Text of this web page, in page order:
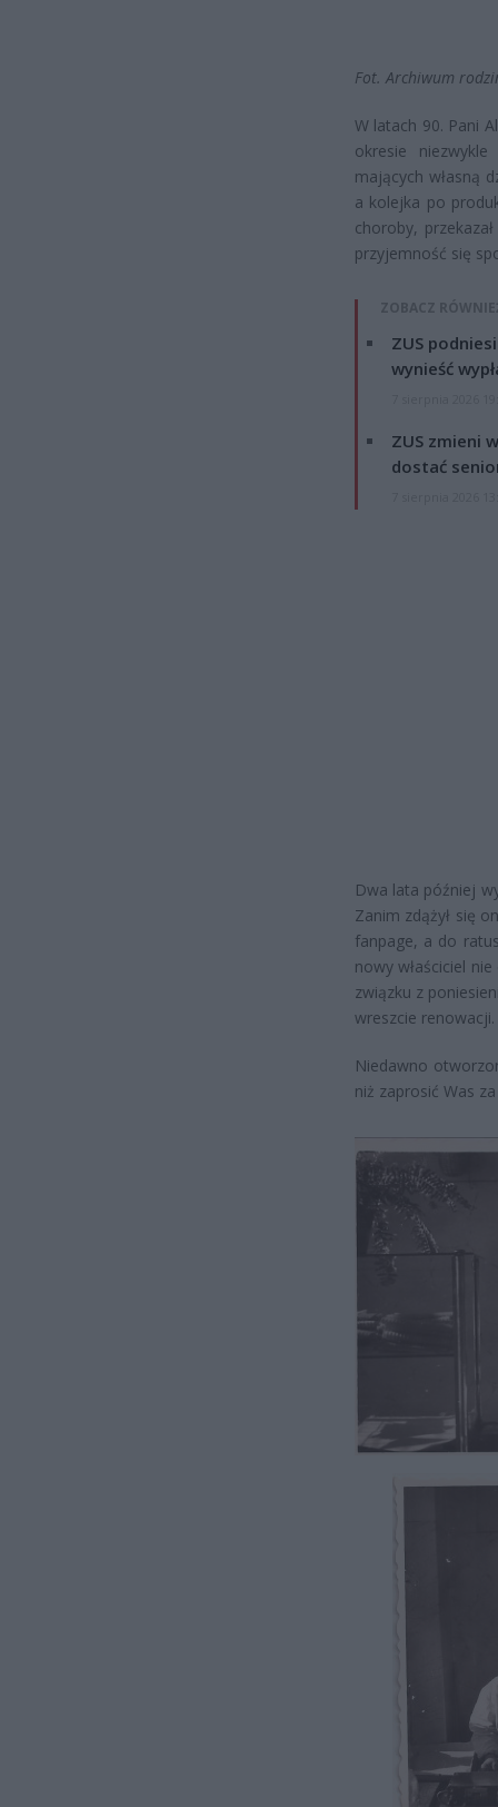
Fot. Archiwum
W latach 90. Pani
okresie
mających własną
a kolejka po
choroby,
przyjemność się
ZOBACZ
ZUS
wynieść
ZUS zmieni
dostać
Dwa lata później
Zanim zdążył się
fanpage, a do
nowy właściciel
związku z
wreszcie renowacji.
Niedawno
niż zaprosić Was